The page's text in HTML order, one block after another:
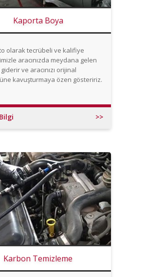
Kaporta Boya
olarak tecrübeli ve kalifiye
aracınızda meydana gelen
ve aracınızı orijinal
kavuşturmaya özen gösteririz.
>>
Karbon Temizleme